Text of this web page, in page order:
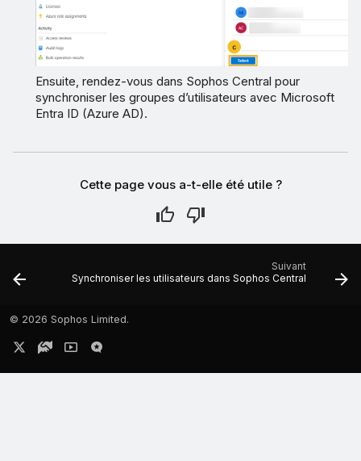
Ensuite, rendez-vous dans Sophos Central pour
synchroniser les groupes d’utilisateurs avec Microsoft
Entra ID (Azure AD).
Cette page vous a-t-elle été utile ?
Suivant
Synchroniser les utilisateurs dans Sophos Central
© 2026 Sophos Limited.